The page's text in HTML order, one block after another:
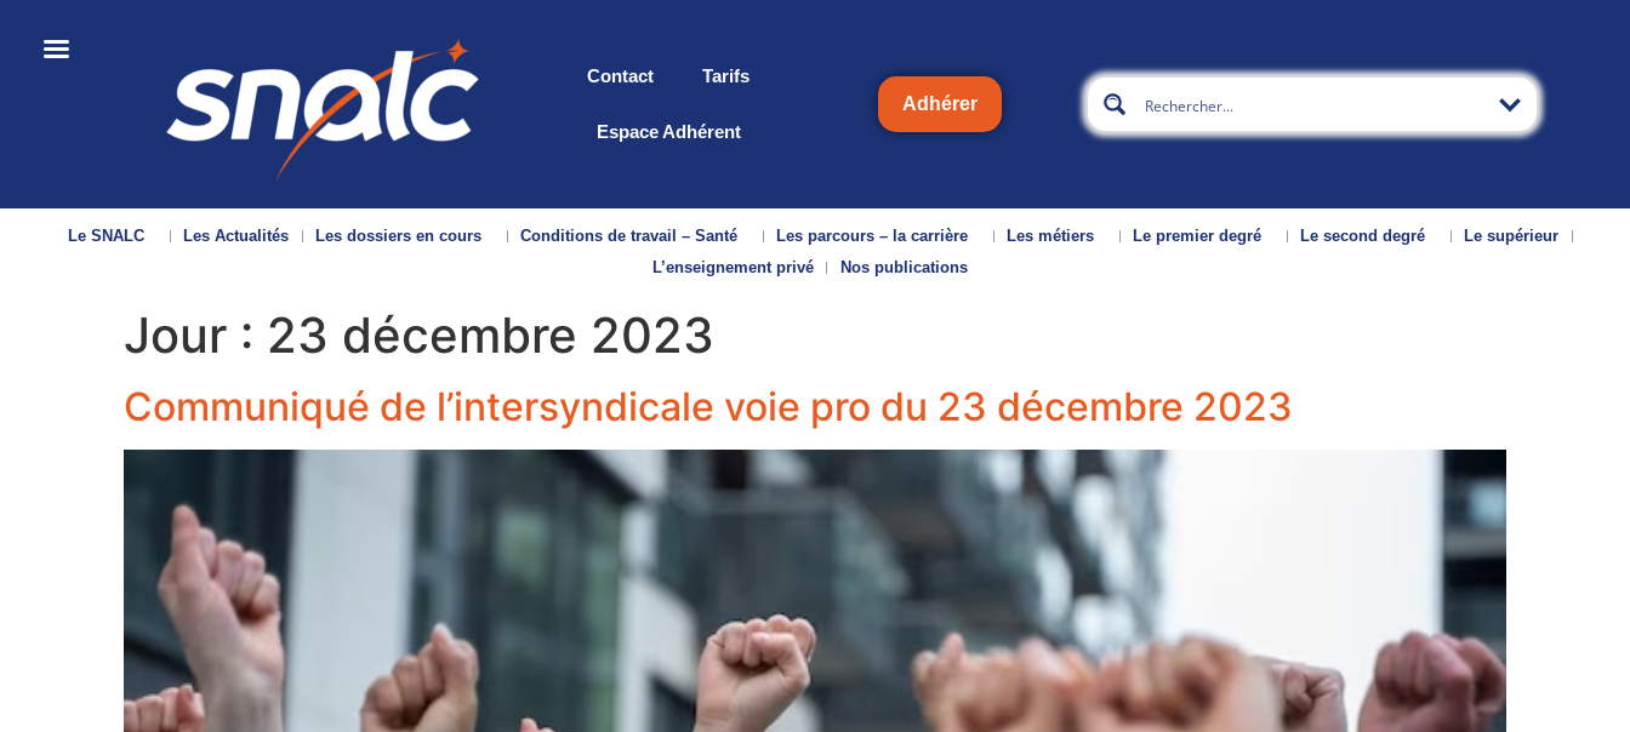
Contact Tarifs
Espace Adhérent
Adhérer
Le SNALC Les Actualités Les dossiers en cours Conditions de travail – Santé Les parcours – la carrière Les métiers Le premier degré Le second degré
Le supérieur
L’enseignement privé
Nos publications
Jour : 23 décembre 2023
Communiqué de l’intersyndicale voie pro du 23 décembre 2023